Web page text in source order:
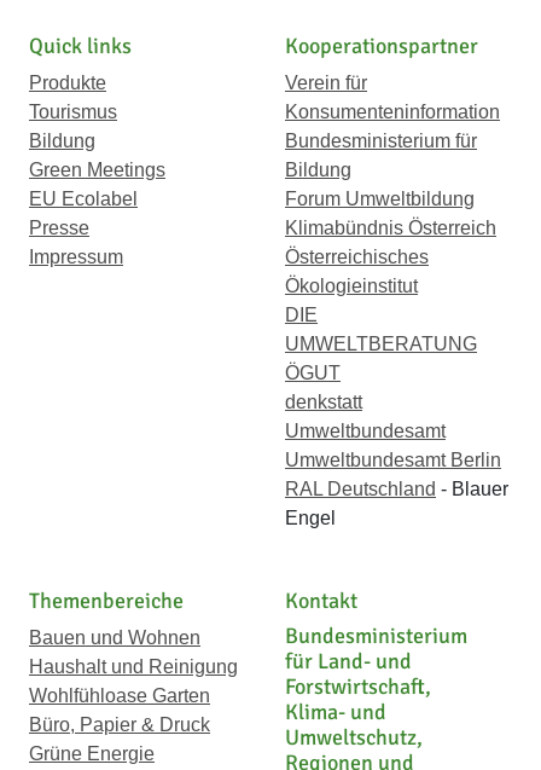
Quick links
Produkte
Tourismus
Bildung
Green Meetings
EU Ecolabel
Presse
Impressum
Kooperationspartner
Verein für
Konsumenteninformation
Bundesministerium für
Bildung
Forum Umweltbildung
Klimabündnis Österreich
Österreichisches
Ökologieinstitut
DIE
UMWELTBERATUNG
ÖGUT
denkstatt
Umweltbundesamt
Umweltbundesamt Berlin
RAL Deutschland - Blauer
Engel
Themenbereiche
Bauen und Wohnen
Haushalt und Reinigung
Wohlfühloase Garten
Büro, Papier & Druck
Grüne Energie
Kontakt
Bundesministerium
für Land- und
Forstwirtschaft,
Klima- und
Umweltschutz,
Regionen und